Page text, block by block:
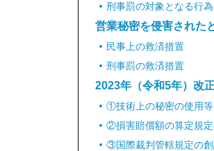
刑事罰の対象となる行
営業秘密を侵害された
民事上の救済措置
刑事罰の救済措置
2023年（令和5年）改
①技術上の秘密の使用等
②損害賠償額の算定規定
③国際裁判管轄規定の創